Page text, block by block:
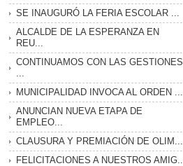
SE INAUGURÓ LA FERIA ESCOLAR ...
ALCALDE DE LA ESPERANZA EN
REU...
CONTINUAMOS CON LAS GESTIONES
MUNICIPALIDAD INVOCA AL ORDEN ...
ANUNCIAN NUEVA ETAPA DE
EMPLEO...
CLAUSURA Y PREMIACIÓN DE OLIM...
FELICITACIONES A NUESTROS AMIG...